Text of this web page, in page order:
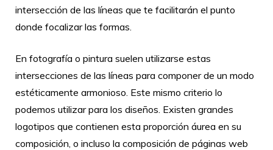
intersección de las líneas que te facilitarán el punto
donde focalizar las formas.
En fotografía o pintura suelen utilizarse estas
intersecciones de las líneas para componer de un modo
estéticamente armonioso. Este mismo criterio lo
podemos utilizar para los diseños. Existen grandes
logotipos que contienen esta proporción áurea en su
composición, o incluso la composición de páginas web